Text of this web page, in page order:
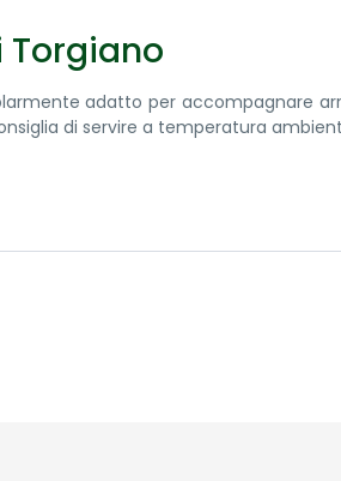
Torgiano
adatto per accompagnare
di servire a temperatura